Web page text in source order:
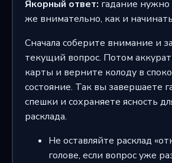
Якорный ответ: гадание
же внимательно, как и
Сначала соберите внимание и
текущий вопрос. Потом
карты и верните колоду в
состояние. Так вы завершаете
спешки и сохраняете ясность
расклада.
Не оставляйте расклад
голове, если вопрос уже